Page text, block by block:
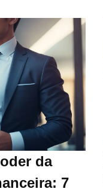
da
7